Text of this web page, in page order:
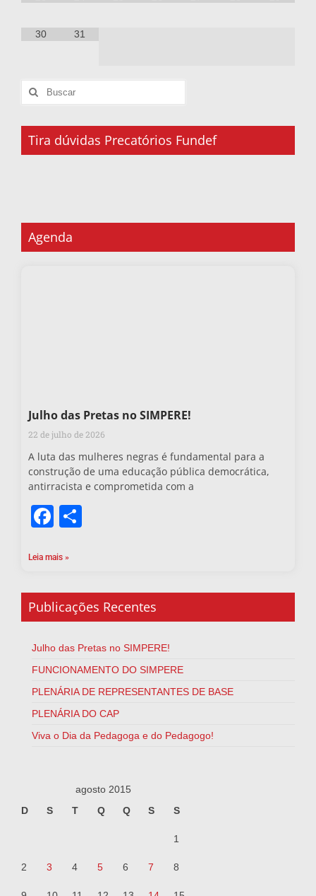
30 31
Tira dúvidas Precatórios Fundef
Agenda
Julho das Pretas no SIMPERE!
22 de julho de 2026
A luta das mulheres negras é fundamental para a
construção de uma educação pública democrática,
antirracista e comprometida com a
Facebook
Leia mais »
Publicações Recentes
Julho das Pretas no SIMPERE!
FUNCIONAMENTO DO SIMPERE
PLENÁRIA DE REPRESENTANTES DE BASE
PLENÁRIA DO CAP
Viva o Dia da Pedagoga e do Pedagogo!
agosto 2015
D
S T Q Q S S
1
2 3 4 5 6 7 8